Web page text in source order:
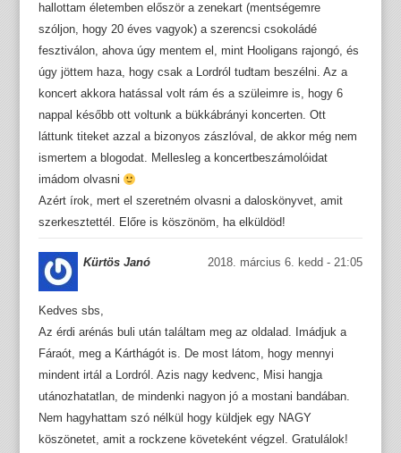
hallottam életemben először a zenekart (mentségemre
szóljon, hogy 20 éves vagyok) a szerencsi csokoládé
fesztiválon, ahova úgy mentem el, mint Hooligans rajongó, és
úgy jöttem haza, hogy csak a Lordról tudtam beszélni. Az a
koncert akkora hatással volt rám és a szüleimre is, hogy 6
nappal később ott voltunk a bükkábrányi koncerten. Ott
láttunk titeket azzal a bizonyos zászlóval, de akkor még nem
ismertem a blogodat. Mellesleg a koncertbeszámolóidat
imádom olvasni
Azért írok, mert el szeretném olvasni a daloskönyvet, amit
szerkesztettél. Előre is köszönöm, ha elküldöd!
Kürtös Janó 2018. március 6. kedd - 21:05
Kedves sbs,
Az érdi arénás buli után találtam meg az oldalad. Imádjuk a
Fáraót, meg a Kárthágót is. De most látom, hogy mennyi
mindent irtál a Lordról. Azis nagy kedvenc, Misi hangja
utánozhatatlan, de mindenki nagyon jó a mostani bandában.
Nem hagyhattam szó nélkül hogy küldjek egy NAGY
köszönetet, amit a rockzene követeként végzel. Gratulálok!